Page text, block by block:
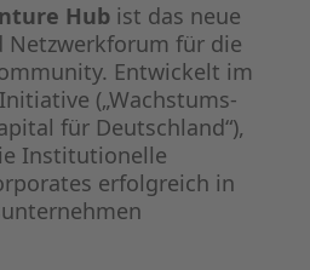
Hub ist das neue
für die
Entwickelt im
(„Wachstums-
für Deutschland“),
Institutionelle
erfolgreich in